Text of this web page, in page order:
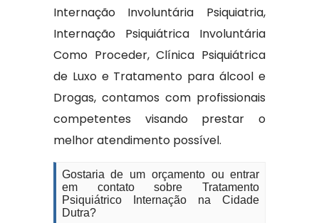
Internação Involuntária Psiquiatria,
Internação Psiquiátrica Involuntária
Como Proceder, Clínica Psiquiátrica
de Luxo e Tratamento para álcool e
Drogas, contamos com profissionais
competentes visando prestar o
melhor atendimento possível.
Gostaria de um orçamento ou entrar
em contato sobre Tratamento
Psiquiátrico Internação na Cidade
Dutra?